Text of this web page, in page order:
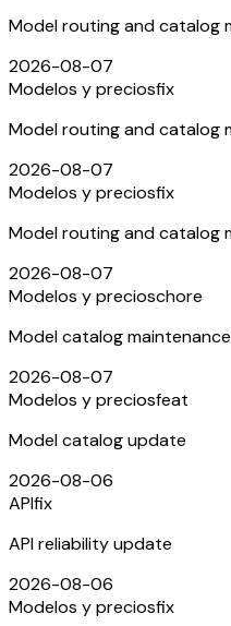
Model routing and catalog
2026-08-07
Modelos y preciosfix
Model routing and catalog
2026-08-07
Modelos y preciosfix
Model routing and catalog
2026-08-07
Modelos y precioschore
Model catalog maintenance
2026-08-07
Modelos y preciosfeat
Model catalog update
2026-08-06
APIfix
API reliability update
2026-08-06
Modelos y preciosfix